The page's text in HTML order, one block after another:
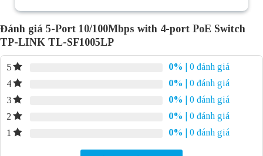
Đánh giá 5-Port 10/100Mbps with 4-port PoE Switch
TP-LINK TL-SF1005LP
5 0%
| 0 đánh giá
4
0%
| 0 đánh giá
3
0%
| 0 đánh giá
2
0%
| 0 đánh giá
1
0% | 0 đánh giá